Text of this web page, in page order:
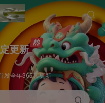
更新
发全年365天更新